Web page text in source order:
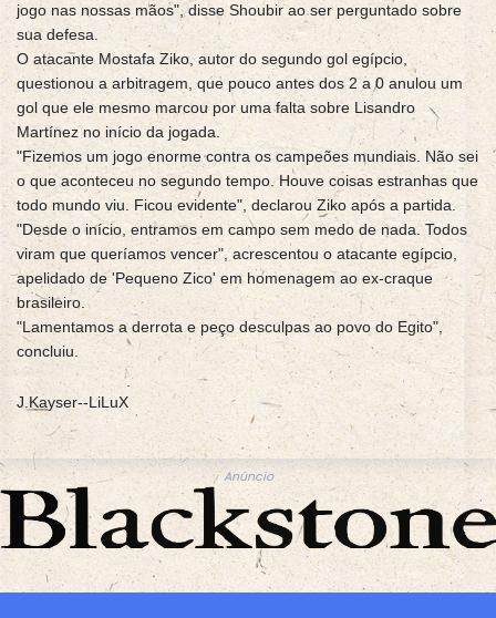
jogo nas nossas mãos", disse Shoubir ao ser perguntado sobre
sua defesa.
O atacante Mostafa Ziko, autor do segundo gol egípcio,
questionou a arbitragem, que pouco antes dos 2 a 0 anulou um
gol que ele mesmo marcou por uma falta sobre Lisandro
Martínez no início da jogada.
"Fizemos um jogo enorme contra os campeões mundiais. Não sei
o que aconteceu no segundo tempo. Houve coisas estranhas que
todo mundo viu. Ficou evidente", declarou Ziko após a partida.
"Desde o início, entramos em campo sem medo de nada. Todos
viram que queríamos vencer", acrescentou o atacante egípcio,
apelidado de 'Pequeno Zico' em homenagem ao ex-craque
brasileiro.
"Lamentamos a derrota e peço desculpas ao povo do Egito",
concluiu.
J.Kayser--LiLuX
Anúncio